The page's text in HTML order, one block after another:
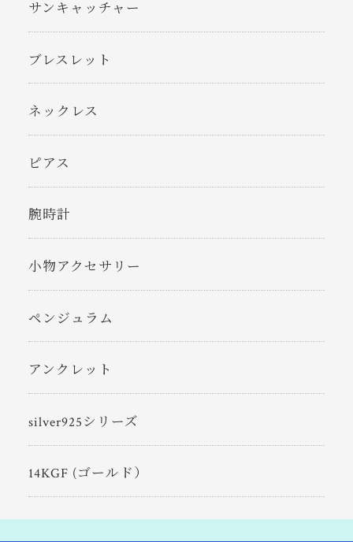
サンキャッチャー
ブレスレット
ネックレス
ピアス
腕時計
小物アクセサリー
ペンジュラム
アンクレット
silver925シリーズ
14KGF (ゴールド）